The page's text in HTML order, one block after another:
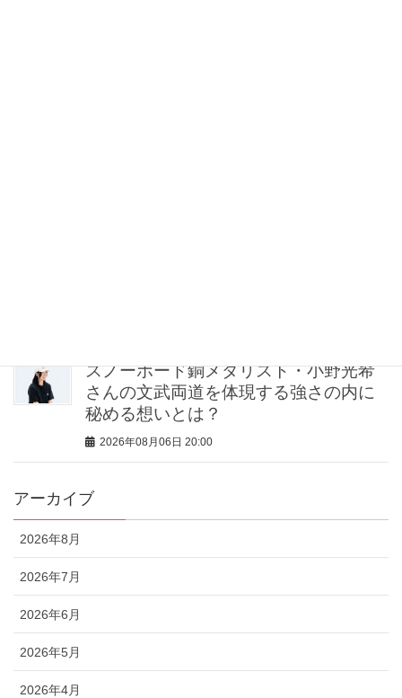
スノーボード銅メダリスト・小野光希
さんの文武両道を体現する強さの内に
秘める想いとは？
2026年08月06日 20:00
アーカイブ
2026年8月
2026年7月
2026年6月
2026年5月
2026年4月